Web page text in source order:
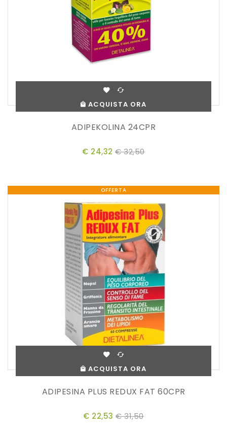
ACQUISTA ORA
ADIPEKOLINA 24CPR
€ 24,32 € 32,50
OFFERTA
ACQUISTA ORA
ADIPESINA PLUS REDUX FAT 60CPR
€ 22,53 € 31,50